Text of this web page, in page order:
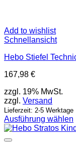
Add to wishlist
Schnellansicht
Hebo Stiefel
167,98 €
zzgl. 19% MwSt.
zzgl. Versand
Lieferzeit: 2-5 Werktage
Ausführung wählen
Dieses
Produkt